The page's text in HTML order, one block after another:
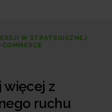
W STRATEGICZNEJ
więcej z
ruchu